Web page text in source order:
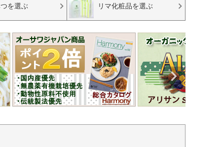
を選ぶ リマ化粧品を選ぶ